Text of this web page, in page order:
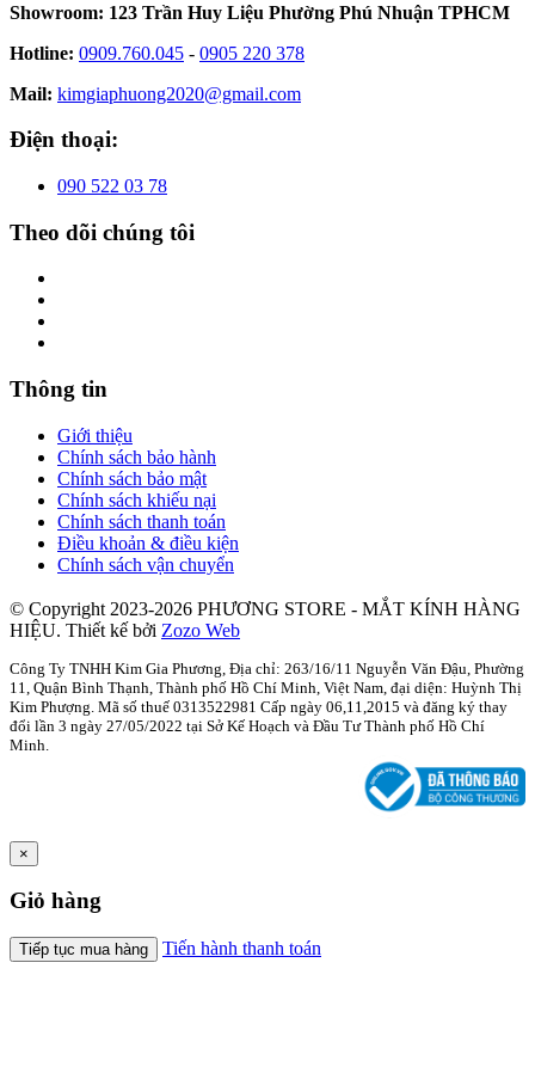
Showroom: 123 Trần Huy Liệu Phường Phú Nhuận TPHCM
Hotline: 0909.760.045 - 0905 220 378
Mail: kimgiaphuong2020@gmail.com
Điện thoại:
090 522 03 78
Theo dõi chúng tôi
Thông tin
Giới thiệu
Chính sách bảo hành
Chính sách bảo mật
Chính sách khiếu nại
Chính sách thanh toán
Điều khoản & điều kiện
Chính sách vận chuyển
© Copyright 2023-2026 PHƯƠNG STORE - MẮT KÍNH HÀNG
HIỆU. Thiết kế bởi Zozo Web
Công Ty TNHH Kim Gia Phương, Địa chỉ: 263/16/11 Nguyễn Văn Đậu, Phường
11, Quận Bình Thạnh, Thành phố Hồ Chí Minh, Việt Nam, đại diện: Huỳnh Thị
Kim Phượng. Mã số thuế 0313522981 Cấp ngày 06,11,2015 và đăng ký thay
đổi lần 3 ngày 27/05/2022 tại Sở Kế Hoạch và Đầu Tư Thành phố Hồ Chí
Minh.
×
Giỏ hàng
Tiếp tục mua hàng Tiến hành thanh toán